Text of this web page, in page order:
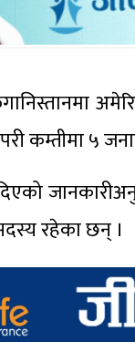
कम्तीमा ५
रहेका छन् ।